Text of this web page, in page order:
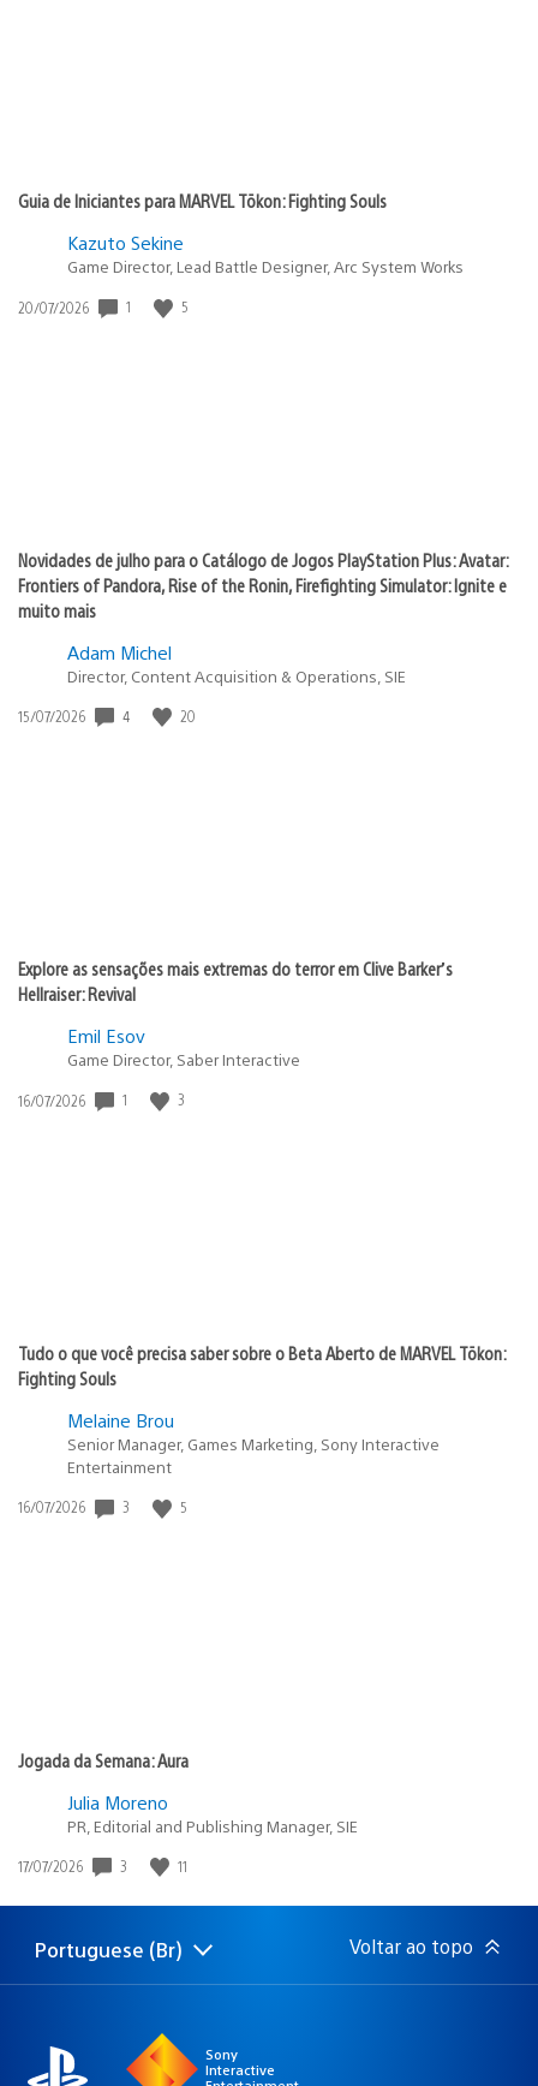
Guia de Iniciantes para MARVEL Tōkon: Fighting Souls
Kazuto Sekine
Game Director, Lead Battle Designer, Arc System Works
Data
20/07/2026 1 5
Novidades de julho para o Catálogo de Jogos PlayStation Plus: Avatar:
Frontiers of Pandora, Rise of the Ronin, Firefighting Simulator: Ignite e
muito mais
Adam Michel
Director, Content Acquisition & Operations, SIE
Data
15/07/2026 4 20
Explore as sensações mais extremas do terror em Clive Barker’s
Hellraiser: Revival
Emil Esov
Game Director, Saber Interactive
Data
16/07/2026 1 3
Tudo o que você precisa saber sobre o Beta Aberto de MARVEL Tōkon:
Fighting Souls
Melaine Brou
Senior Manager, Games Marketing, Sony Interactive
Entertainment
Data
16/07/2026 3 5
Jogada da Semana: Aura
Julia Moreno
PR, Editorial and Publishing Manager, SIE
Data
publicação:
17/07/2026 3 11
Selecione
Região
Portuguese (Br) Voltar ao topo
Sony
Interactive